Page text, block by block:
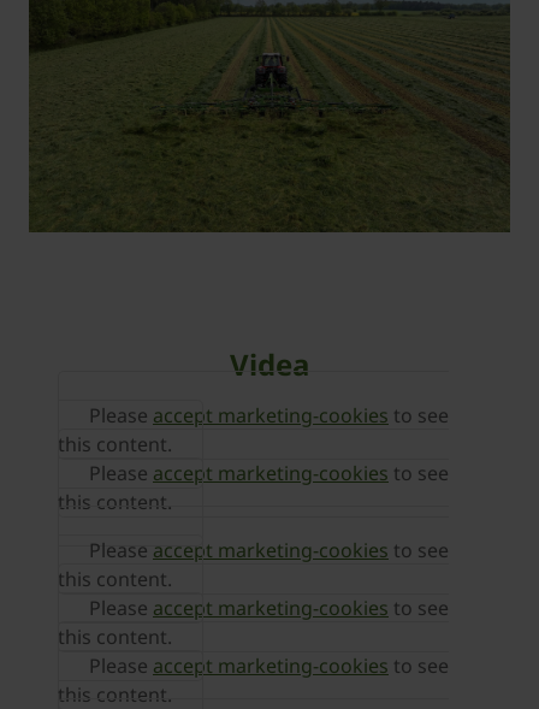
Videa
Please accept marketing-cookies to see
this content.
Please accept marketing-cookies to see
this content.
Please accept marketing-cookies to see
this content.
Please accept marketing-cookies to see
this content.
Please accept marketing-cookies to see
this content.